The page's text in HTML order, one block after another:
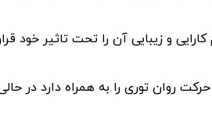
و زیبایی آن را تحت تاثیر خود
روان توری را به همراه دارد در